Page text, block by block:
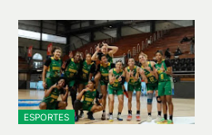
ESPORTES